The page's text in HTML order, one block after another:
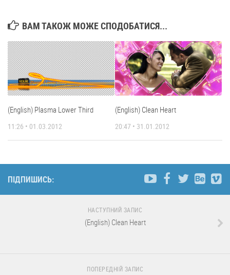
ВАМ ТАКОЖ МОЖЕ СПОДОБАТИСЯ...
(English) Plasma Lower Third
11:26 • 01.03.2012
(English) Clean Heart
20:47 • 31.01.2012
ПІДПИШИСЬ:
НАСТУПНИЙ ЗАПИС
(English) Clean Heart
ПОПЕРЕДНІЙ ЗАПИС